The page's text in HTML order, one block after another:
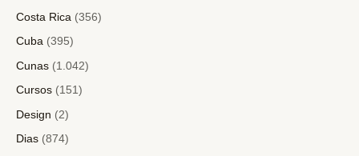
Costa Rica (356)
Cuba (395)
Cunas (1.042)
Cursos (151)
Design (2)
Dias (874)